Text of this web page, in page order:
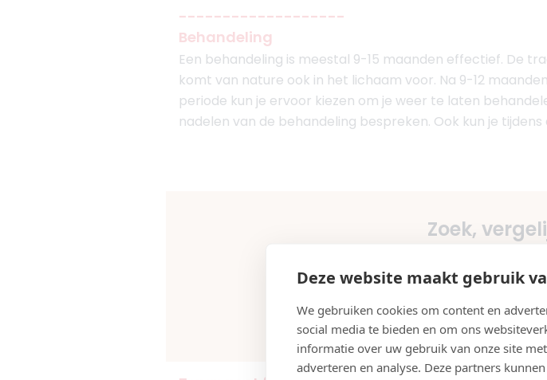
Deze website maakt gebruik
We gebruiken cookies om content en
social media te bieden en om ons
informatie over uw gebruik van onze site
adverteren en analyse. Deze partners
-------------------
Behandeling
Een behandeling is meestal 9-15 maanden effectief. De
komt van nature ook in het lichaam voor. Na 9-12
periode kun je ervoor kiezen om je weer te laten
nadelen van de behandeling bespreken. Ook kun je
Zoek,
Vergelijk op ervaring & prijs